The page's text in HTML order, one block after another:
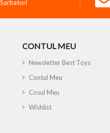
CONTUL MEU
Newsletter Best Toys
Contul Meu
Cosul Meu
Wishlist